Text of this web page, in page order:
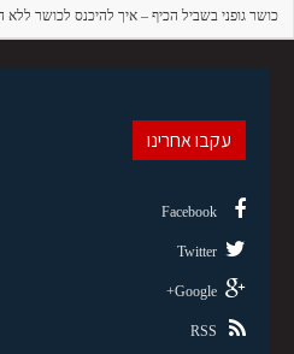
כושר גופני בשביל הכיף – איך להיכנס לכושר
עקבו אחרינו
Facebook
Twitter
Google+
RSS